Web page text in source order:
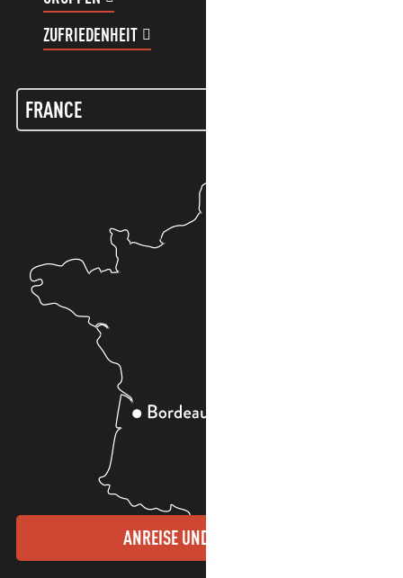
ZUFRIEDENHEIT
ANREISE UND KONTAKTE